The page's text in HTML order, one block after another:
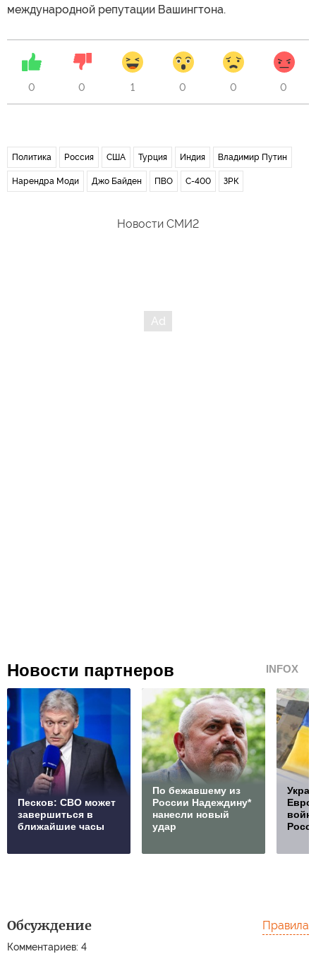
международной репутации Вашингтона.
0 0 1 0 0 0
Политика Россия США Турция Индия Владимир Путин
Нарендра Моди Джо Байден ПВО С-400 ЗРК
Новости СМИ2
Новости партнеров INFOX
Песков: СВО может
завершиться в
ближайшие часы
По бежавшему из
России Надеждину*
нанесли новый
удар
Обсуждение
Комментариев: 4
Правила